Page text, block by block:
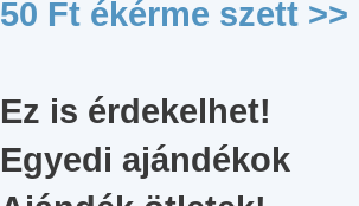
50 Ft ékérme szett >>
Ez is érdekelhet!
Egyedi ajándékok